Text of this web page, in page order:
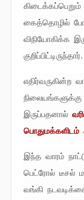
கைத்தொழில்
விநியோகிக்க
குறிப்பிட்டிருந்தார்.
எதிர்வருகின்ற
நிலையங்களுக்கு
இருப்பதனால்
இந்த வாரம்
பெட்ரோல் டீசல்
வங்கி